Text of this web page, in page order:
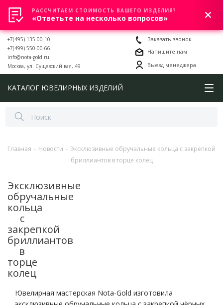
0
+7(495) 135-00-10
+7(499) 550-00-66
info@nota-gold.ru
Москва, ул. Сущевский вал, 49
Заказать звонок
Напишите нам
Выезд менеджера
КАТАЛОГ ЮВЕЛИРНЫХ ИЗДЕЛИЙ
Главная - Новости - Эксклюзивные обручальные кольца с закрепкой
бриллиантов в торце колец
Эксклюзивные
обручальные
кольца
с
закрепкой
бриллиантов
в
торце
колец
Ювелирная мастерская Nota-Gold изготовила
РАССЧИТАЕМ СТОИМОСТЬ ВАШЕГО ИЗДЕЛИЯ?
«Ответьте на несколько вопросов»